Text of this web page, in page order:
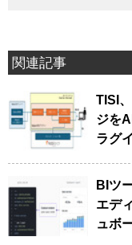
関連記事
TISI
ジを
ラグ
BIツ
エデ
ュボ